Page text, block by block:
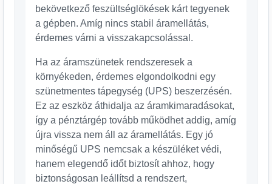
bekövetkező feszültséglökések kárt tegyenek
a gépben. Amíg nincs stabil áramellátás,
érdemes várni a visszakapcsolással.
Ha az áramszünetek rendszeresek a
környékeden, érdemes elgondolkodni egy
szünetmentes tápegység (UPS) beszerzésén.
Ez az eszköz áthidalja az áramkimaradásokat,
így a pénztárgép tovább működhet addig, amíg
újra vissza nem áll az áramellátás. Egy jó
minőségű UPS nemcsak a készüléket védi,
hanem elegendő időt biztosít ahhoz, hogy
biztonságosan leállítsd a rendszert,